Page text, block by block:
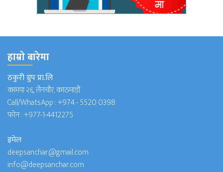
हाम्राे बारेमा
ठकुरी ग्रुप प्रा.लि
कामपा २६, लैनचौर, काठमाडौं
Call/WhatsApp :+974 - 5520 0398
फोन :+977-1-4412275
इमेल
deepsanchar@gmail.com
info@deepsanchar.com